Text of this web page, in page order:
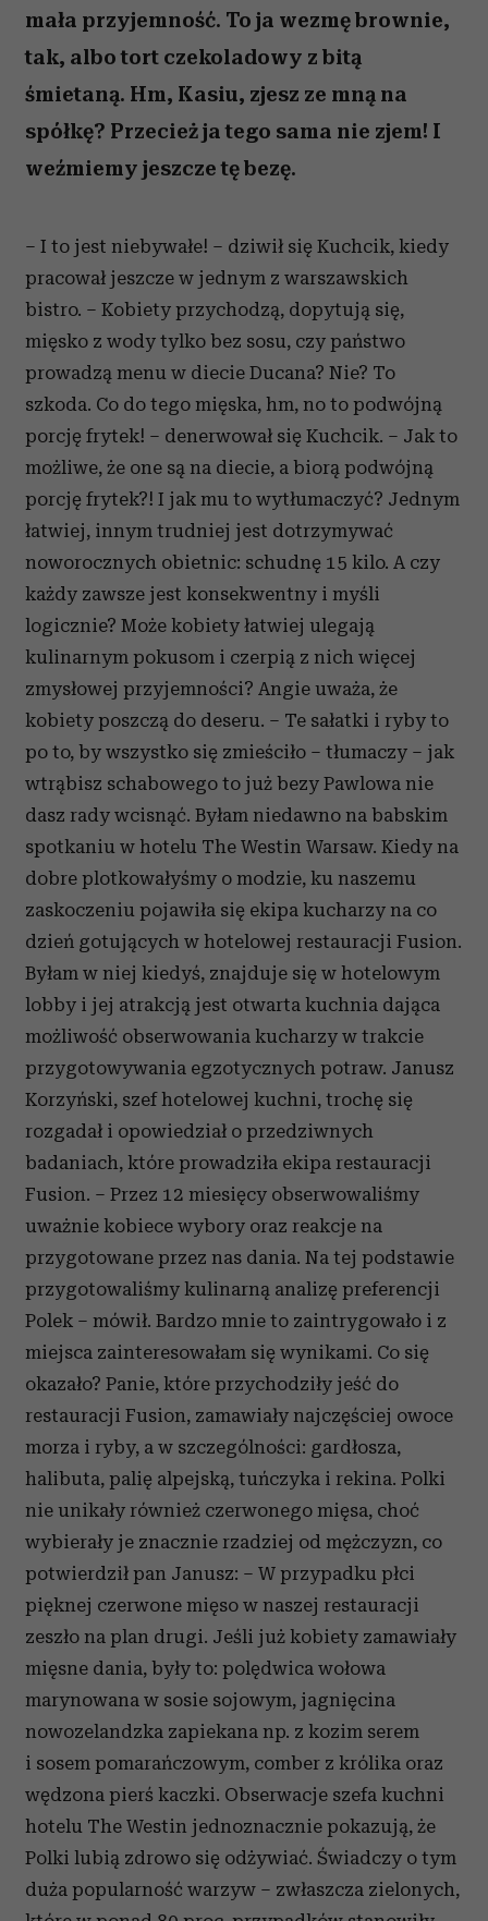
mała przyjemność. To ja wezmę brownie,
tak, albo tort czekoladowy z bitą
śmietaną. Hm, Kasiu, zjesz ze mną na
spółkę? Przecież ja tego sama nie zjem! I
weźmiemy jeszcze tę bezę.
– I to jest niebywałe! – dziwił się Kuchcik, kiedy
pracował jeszcze w jednym z warszawskich
bistro. – Kobiety przychodzą, dopytują się,
mięsko z wody tylko bez sosu, czy państwo
prowadzą menu w diecie Ducana? Nie? To
szkoda. Co do tego mięska, hm, no to podwójną
porcję frytek! – denerwował się Kuchcik. – Jak to
możliwe, że one są na diecie, a biorą podwójną
porcję frytek?! I jak mu to wytłumaczyć? Jednym
łatwiej, innym trudniej jest dotrzymywać
noworocznych obietnic: schudnę 15 kilo. A czy
każdy zawsze jest konsekwentny i myśli
logicznie? Może kobiety łatwiej ulegają
kulinarnym pokusom i czerpią z nich więcej
zmysłowej przyjemności? Angie uważa, że
kobiety poszczą do deseru. – Te sałatki i ryby to
po to, by wszystko się zmieściło – tłumaczy – jak
wtrąbisz schabowego to już bezy Pawlowa nie
dasz rady wcisnąć. Byłam niedawno na babskim
spotkaniu w hotelu The Westin Warsaw. Kiedy na
dobre plotkowałyśmy o modzie, ku naszemu
zaskoczeniu pojawiła się ekipa kucharzy na co
dzień gotujących w hotelowej restauracji Fusion.
Byłam w niej kiedyś, znajduje się w hotelowym
lobby i jej atrakcją jest otwarta kuchnia dająca
możliwość obserwowania kucharzy w trakcie
przygotowywania egzotycznych potraw. Janusz
Korzyński, szef hotelowej kuchni, trochę się
rozgadał i opowiedział o przedziwnych
badaniach, które prowadziła ekipa restauracji
Fusion. – Przez 12 miesięcy obserwowaliśmy
uważnie kobiece wybory oraz reakcje na
przygotowane przez nas dania. Na tej podstawie
przygotowaliśmy kulinarną analizę preferencji
Polek – mówił. Bardzo mnie to zaintrygowało i z
miejsca zainteresowałam się wynikami. Co się
okazało? Panie, które przychodziły jeść do
restauracji Fusion, zamawiały najczęściej owoce
morza i ryby, a w szczególności: gardłosza,
halibuta, palię alpejską, tuńczyka i rekina. Polki
nie unikały również czerwonego mięsa, choć
wybierały je znacznie rzadziej od mężczyzn, co
potwierdził pan Janusz: – W przypadku płci
pięknej czerwone mięso w naszej restauracji
zeszło na plan drugi. Jeśli już kobiety zamawiały
mięsne dania, były to: polędwica wołowa
marynowana w sosie sojowym, jagnięcina
nowozelandzka zapiekana np. z kozim serem
i sosem pomarańczowym, comber z królika oraz
wędzona pierś kaczki. Obserwacje szefa kuchni
hotelu The Westin jednoznacznie pokazują, że
Polki lubią zdrowo się odżywiać. Świadczy o tym
duża popularność warzyw – zwłaszcza zielonych,